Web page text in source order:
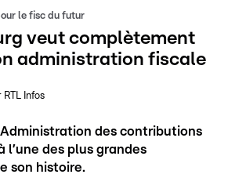
le fisc du futur
veut complètement
administration fiscale
RTL Infos
des contributions
des plus grandes
son histoire.